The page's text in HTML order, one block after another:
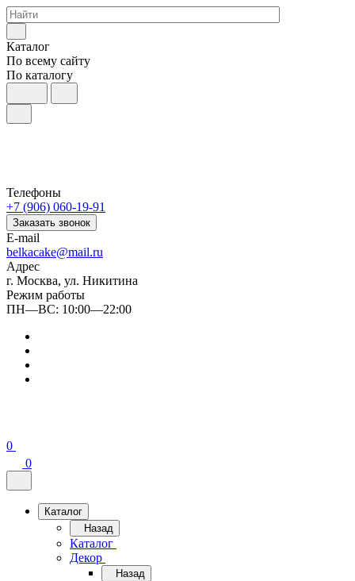
Каталог
По всему сайту
По каталогу
Телефоны
+7 (906) 060-19-91
Заказать звонок
E-mail
belkacake@mail.ru
Адрес
г. Москва, ул. Никитина
Режим работы
ПН—ВС: 10:00—22:00
0
0
Каталог
Назад
Каталог
Декор
Назад